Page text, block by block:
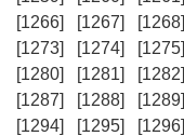
[1266]
[1267] [1268]
[1273]
[1274] [1275]
[1280]
[1281] [1282]
[1287]
[1288] [1289]
[1294]
[1295] [1296]